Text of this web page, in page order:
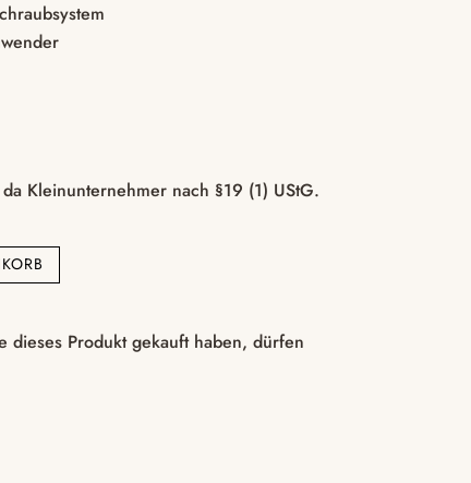
Kleinunternehmer nach §19 (1) UStG.
dieses Produkt gekauft haben, dürfen